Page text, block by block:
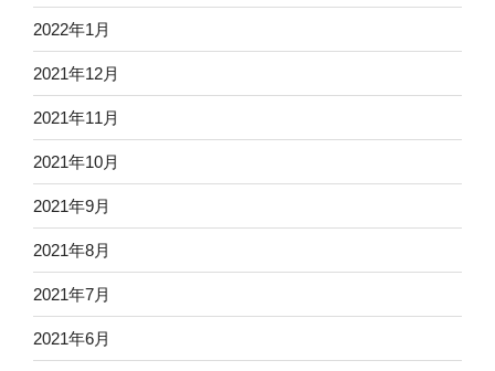
2022年1月
2021年12月
2021年11月
2021年10月
2021年9月
2021年8月
2021年7月
2021年6月